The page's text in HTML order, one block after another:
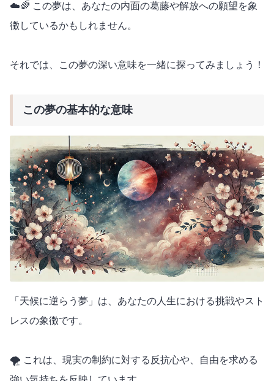
☁️🌈 この夢は、あなたの内面の葛藤や解放への願望を象
徴しているかもしれません。
それでは、この夢の深い意味を一緒に探ってみましょう！
この夢の基本的な意味
「天候に逆らう夢」は、あなたの人生における挑戦やスト
レスの象徴です。
🌪️ これは、現実の制約に対する反抗心や、自由を求める